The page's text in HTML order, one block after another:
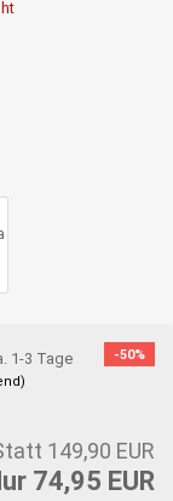
-50%
1-3 Tage
149,90 EUR
74,95 EUR